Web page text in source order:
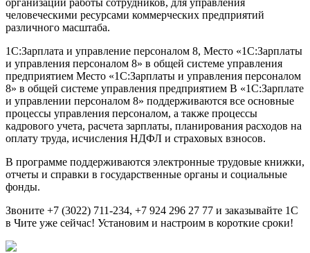
человеческими ресурсами коммерческих предприятий
различного масштаба.
1С:Зарплата и управление персоналом 8, Место «1С:Зарплаты
и управления персоналом 8» в общей системе управления
предприятием Место «1С:Зарплаты и управления персоналом
8» в общей системе управления предприятием В «1С:Зарплате
и управлении персоналом 8» поддерживаются все основные
процессы управления персоналом, а также процессы
кадрового учета, расчета зарплаты, планирования расходов на
оплату труда, исчисления НДФЛ и страховых взносов.
В программе поддерживаются электронные трудовые книжки,
отчеты и справки в государственные органы и социальные
фонды.
Звоните +7 (3022) 711-234, +7 924 296 27 77 и заказывайте 1С
в Чите уже сейчас! Установим и настроим в короткие сроки!